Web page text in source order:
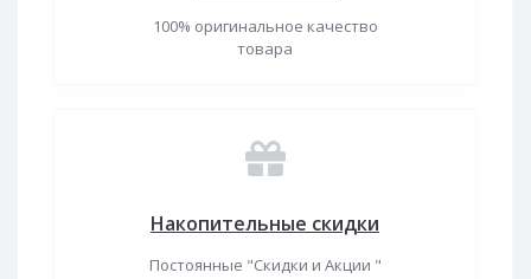
100% оригинальное качество
товара
Накопительные скидки
Постоянные "Скидки и Акции "